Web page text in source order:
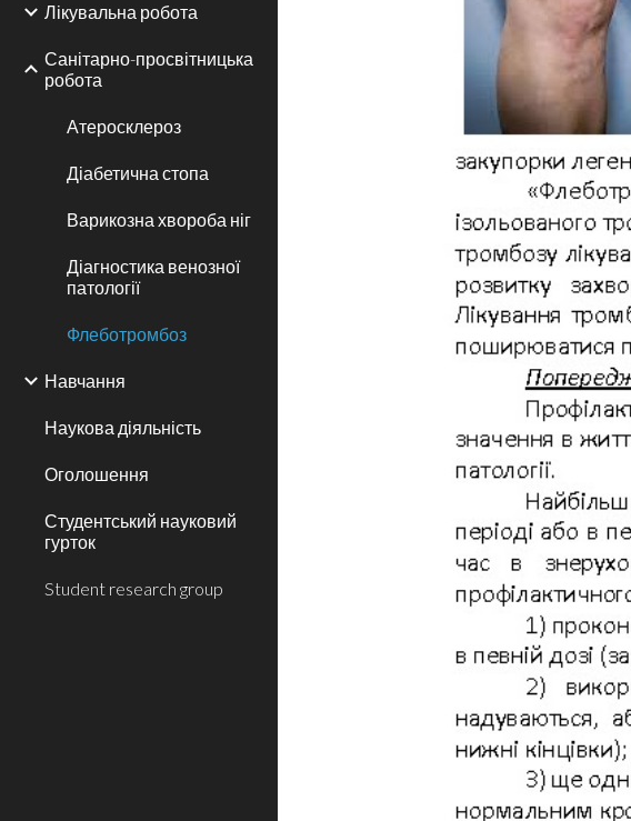
Лікувальна робота
Санітарно-просвітницька
робота
Атеросклероз
Діабетична стопа
Варикозна хвороба ніг
Діагностика венозної
патології
Флеботромбоз
Навчання
Наукова діяльність
Оголошення
Студентський науковий
гурток
Student research group